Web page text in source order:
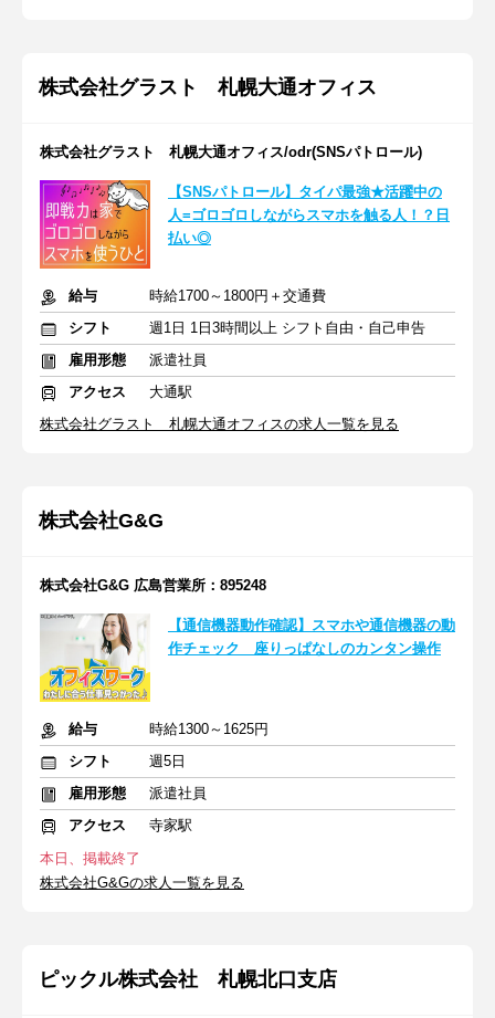
株式会社グラスト 札幌大通オフィス
株式会社グラスト 札幌大通オフィス/odr(SNSパトロール)
【SNSパトロール】タイパ最強★活躍中の
人=ゴロゴロしながらスマホを触る人！？日
払い◎
給与
時給1700～1800円＋交通費
シフト
週1日 1日3時間以上 シフト自由・自己申告
雇用形態
派遣社員
アクセス
大通駅
株式会社グラスト 札幌大通オフィスの求人一覧を見る
株式会社G&G
株式会社G&G 広島営業所：895248
【通信機器動作確認】スマホや通信機器の動
作チェック 座りっぱなしのカンタン操作
給与
時給1300～1625円
シフト
週5日
雇用形態
派遣社員
アクセス
寺家駅
本日、掲載終了
株式会社G&Gの求人一覧を見る
ピックル株式会社 札幌北口支店